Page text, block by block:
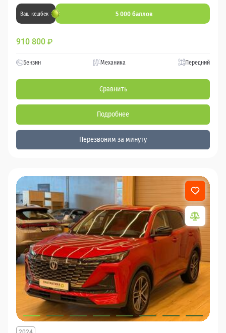
Ваш кешбек 5 000 баллов
910 800 ₽
Бензин Механика Передний
Сравнить
Подробнее
Перезвоним за минуту